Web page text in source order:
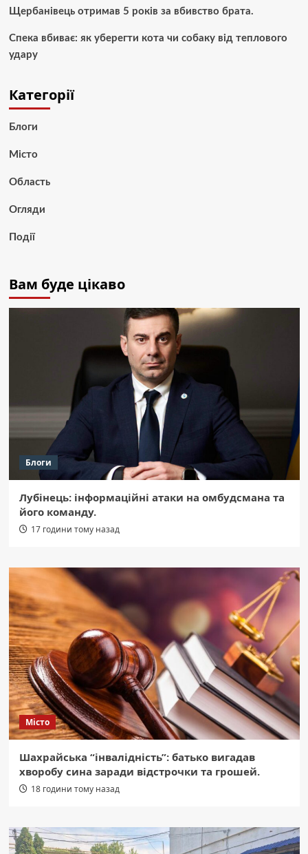
Щербанівець отримав 5 років за вбивство брата.
Спека вбиває: як уберегти кота чи собаку від теплового
удару
Категорії
Блоги
Місто
Область
Огляди
Події
Вам буде цікаво
Блоги
Лубінець: інформаційні атаки на омбудсмана та
його команду.
17 години тому назад
Місто
Шахрайська “інвалідність”: батько вигадав
хворобу сина заради відстрочки та грошей.
18 години тому назад